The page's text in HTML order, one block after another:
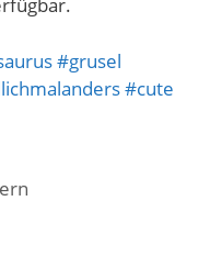
#grusel
#cute